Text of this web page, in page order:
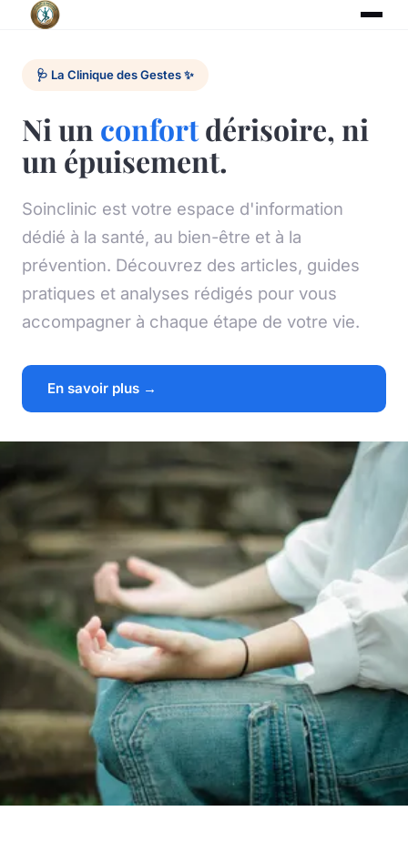
🩺 La Clinique des Gestes ✨
Ni un confortdérisoire, ni
un épuisement.
Soinclinic est votre espace d'information
dédié à la santé, au bien-être et à la
prévention. Découvrez des articles, guides
pratiques et analyses rédigés pour vous
accompagner à chaque étape de votre vie.
En savoir plus →